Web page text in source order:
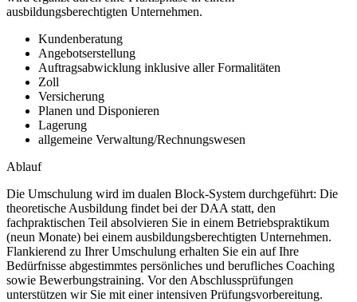
ausbildungsberechtigten Unternehmen.
Kundenberatung
Angebotserstellung
Auftragsabwicklung inklusive aller Formalitäten
Zoll
Versicherung
Planen und Disponieren
Lagerung
allgemeine Verwaltung/Rechnungswesen
Ablauf
Die Umschulung wird im dualen Block-System durchgeführt: Die
theoretische Ausbildung findet bei der DAA statt, den
fachpraktischen Teil absolvieren Sie in einem Betriebspraktikum
(neun Monate) bei einem ausbildungsberechtigten Unternehmen.
Flankierend zu Ihrer Umschulung erhalten Sie ein auf Ihre
Bedürfnisse abgestimmtes persönliches und berufliches Coaching
sowie Bewerbungstraining. Vor den Abschlussprüfungen
unterstützen wir Sie mit einer intensiven Prüfungsvorbereitung.